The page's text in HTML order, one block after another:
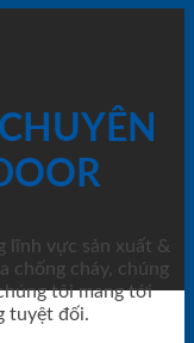
lĩnh vực sản xuất &
chống cháy, chúng
tôi mang tới
tuyệt đối.